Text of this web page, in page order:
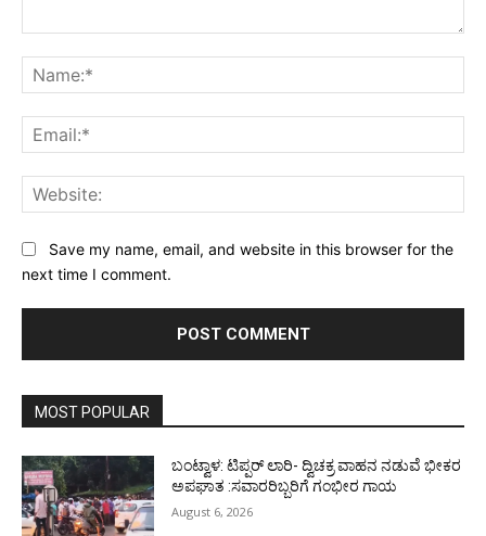
Save my name, email, and website in this browser for the
next time I comment.
MOST POPULAR
ಬಂಟ್ವಾಳ: ಟಿಪ್ಪರ್ ಲಾರಿ- ದ್ವಿಚಕ್ರ ವಾಹನ ನಡುವೆ ಭೀಕರ
ಅಪಘಾತ :ಸವಾರರಿಬ್ಬರಿಗೆ ಗಂಭೀರ ಗಾಯ
August 6, 2026